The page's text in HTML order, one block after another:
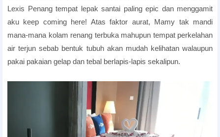
Lexis Penang tempat lepak santai paling epic dan menggamit
aku keep coming here! Atas faktor aurat, Mamy tak mandi
mana-mana kolam renang terbuka mahupun tempat perkelahan
air terjun sebab bentuk tubuh akan mudah kelihatan walaupun
pakai pakaian gelap dan tebal berlapis-lapis sekalipun.